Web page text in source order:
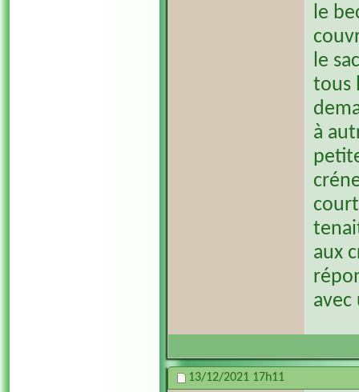
le
le
tous
à
aux
avec
13/12/2021 17h11